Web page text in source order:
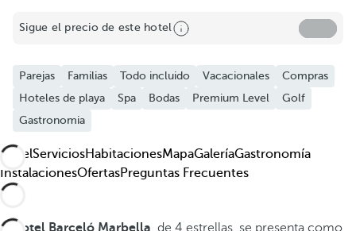
Sigue el precio de este hotel
Parejas Familias Todo incluido Vacacionales
Compras
Hoteles de playa
Spa Bodas Premium Level
Golf
Gastronomia
HotelServiciosHabitacionesMapaGaleríaGastronomía
InstalacionesOfertasPreguntas Frecuentes
El hotel Barceló Marbella, de 4 estrellas, se presenta como